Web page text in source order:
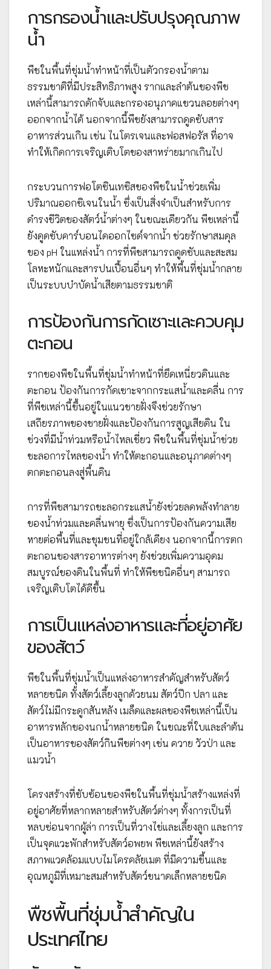
การกรองน้ำและปรับปรุงคุณภาพ
น้ำ
พืชในพื้นที่ชุ่มน้ำทำหน้าที่เป็นตัวกรองน้ำตาม
ธรรมชาติที่มีประสิทธิภาพสูง รากและลำต้นของพืช
เหล่านี้สามารถดักจับและกรองอนุภาคแขวนลอยต่างๆ
ออกจากน้ำได้ นอกจากนี้พืชยังสามารถดูดซับสาร
อาหารส่วนเกิน เช่น ไนโตรเจนและฟอสฟอรัส ที่อาจ
ทำให้เกิดการเจริญเติบโตของสาหร่ายมากเกินไป
กระบวนการฟอโตซินเทซิสของพืชในน้ำช่วยเพิ่ม
ปริมาณออกซิเจนในน้ำ ซึ่งเป็นสิ่งจำเป็นสำหรับการ
ดำรงชีวิตของสัตว์น้ำต่างๆ ในขณะเดียวกัน พืชเหล่านี้
ยังดูดซับคาร์บอนไดออกไซด์จากน้ำ ช่วยรักษาสมดุล
ของ pH ในแหล่งน้ำ การที่พืชสามารถดูดซับและสะสม
โลหะหนักและสารปนเปื้อนอื่นๆ ทำให้พื้นที่ชุ่มน้ำกลาย
เป็นระบบบำบัดน้ำเสียตามธรรมชาติ
การป้องกันการกัดเซาะและควบคุม
ตะกอน
รากของพืชในพื้นที่ชุ่มน้ำทำหน้าที่ยึดเหนี่ยวดินและ
ตะกอน ป้องกันการกัดเซาะจากกระแสน้ำและคลื่น การ
ที่พืชเหล่านี้ขึ้นอยู่ในแนวชายฝั่งจึงช่วยรักษา
เสถียรภาพของชายฝั่งและป้องกันการสูญเสียดิน ใน
ช่วงที่มีน้ำท่วมหรือน้ำไหลเชี่ยว พืชในพื้นที่ชุ่มน้ำช่วย
ชะลอการไหลของน้ำ ทำให้ตะกอนและอนุภาคต่างๆ
ตกตะกอนลงสู่พื้นดิน
การที่พืชสามารถชะลอกระแสน้ำยังช่วยลดพลังทำลาย
ของน้ำท่วมและคลื่นพายุ ซึ่งเป็นการป้องกันความเสีย
หายต่อพื้นที่และชุมชนที่อยู่ใกล้เคียง นอกจากนี้การตก
ตะกอนของสารอาหารต่างๆ ยังช่วยเพิ่มความอุดม
สมบูรณ์ของดินในพื้นที่ ทำให้พืชชนิดอื่นๆ สามารถ
เจริญเติบโตได้ดีขึ้น
การเป็นแหล่งอาหารและที่อยู่อาศัย
ของสัตว์
พืชในพื้นที่ชุ่มน้ำเป็นแหล่งอาหารสำคัญสำหรับสัตว์
หลายชนิด ทั้งสัตว์เลี้ยงลูกด้วยนม สัตว์ปีก ปลา และ
สัตว์ไม่มีกระดูกสันหลัง เมล็ดและผลของพืชเหล่านี้เป็น
อาหารหลักของนกน้ำหลายชนิด ในขณะที่ใบและลำต้น
เป็นอาหารของสัตว์กินพืชต่างๆ เช่น ควาย วัวป่า และ
แมวน้ำ
โครงสร้างที่ซับซ้อนของพืชในพื้นที่ชุ่มน้ำสร้างแหล่งที่
อยู่อาศัยที่หลากหลายสำหรับสัตว์ต่างๆ ทั้งการเป็นที่
หลบซ่อนจากผู้ล่า การเป็นที่วางไข่และเลี้ยงลูก และการ
เป็นจุดแวะพักสำหรับสัตว์อพยพ พืชเหล่านี้ยังสร้าง
สภาพแวดล้อมแบบไมโครคลัยเมต ที่มีความชื้นและ
อุณหภูมิที่เหมาะสมสำหรับสัตว์ขนาดเล็กหลายชนิด
พืชพื้นที่ชุ่มน้ำสำคัญใน
ประเทศไทย